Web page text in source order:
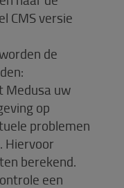
CMS versie
de
Medusa uw
op
problemen
Hiervoor
berekend.
een